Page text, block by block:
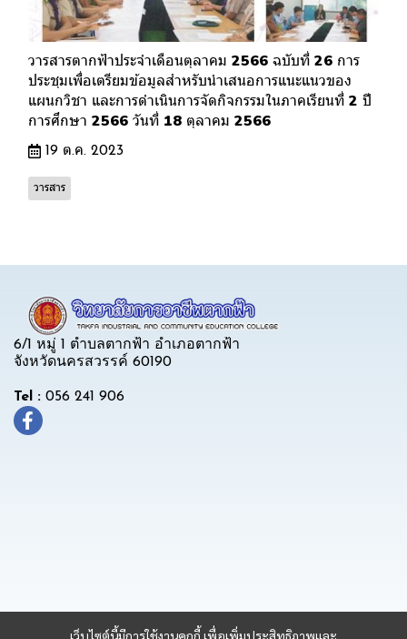
วารสารตากฟ้าประจำเดือนตุลาคม 2566 ฉบับที่ 26 การ
ประชุมเพื่อเตรียมข้อมูลสำหรับนำเสนอการแนะแนวของ
แผนกวิชา และการดำเนินการจัดกิจกรรมในภาคเรียนที่ 2 ปี
การศึกษา 2566 วันที่ 18 ตุลาคม 2566
19 ต.ค. 2023
วารสาร
เว็บไซต์นี้มีการใช้งานคุกกี้ เพื่อเพิ่มประสิทธิภาพและ
6/1 หมู่ 1 ตำบลตากฟ้า อำเภอตากฟ้า
จังหวัดนครสวรรค์ 60190
Tel : 056 241 906